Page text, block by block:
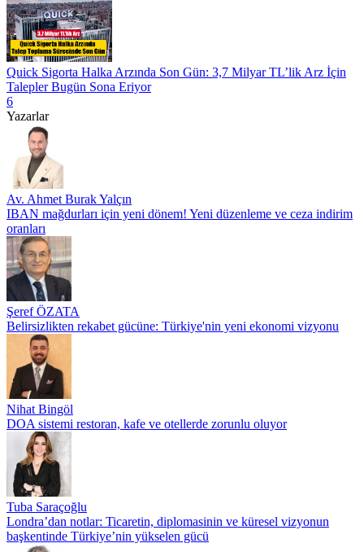
Quick Sigorta Halka Arzında Son Gün: 3,7 Milyar TL’lik Arz İçin
Talepler Bugün Sona Eriyor
6
Yazarlar
Av. Ahmet Burak Yalçın
IBAN mağdurları için yeni dönem! Yeni düzenleme ve ceza indirim
oranları
Şeref ÖZATA
Belirsizlikten rekabet gücüne: Türkiye'nin yeni ekonomi vizyonu
Nihat Bingöl
DOA sistemi restoran, kafe ve otellerde zorunlu oluyor
Tuba Saraçoğlu
Londra’dan notlar: Ticaretin, diplomasinin ve küresel vizyonun
başkentinde Türkiye’nin yükselen gücü